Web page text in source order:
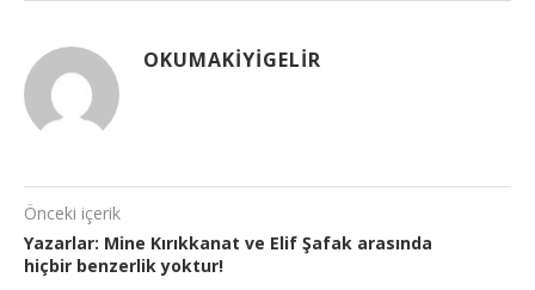
OKUMAKIYIGELIR
Önceki içerik
Yazarlar: Mine Kırıkkanat ve Elif Şafak arasında
hiçbir benzerlik yoktur!